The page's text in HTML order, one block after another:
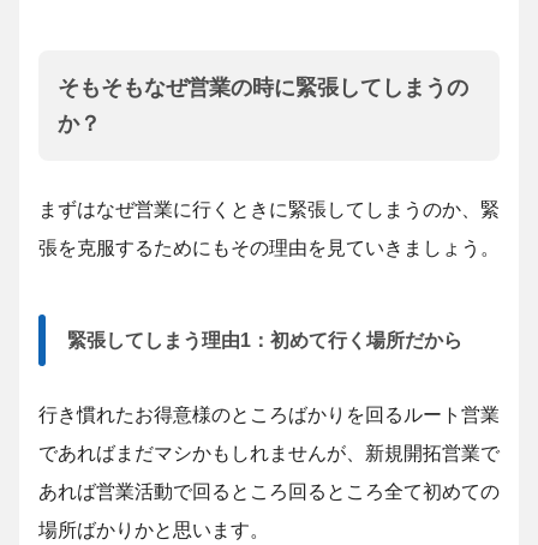
そもそもなぜ営業の時に緊張してしまうの
か？
まずはなぜ営業に行くときに緊張してしまうのか、緊
張を克服するためにもその理由を見ていきましょう。
緊張してしまう理由1：初めて行く場所だから
行き慣れたお得意様のところばかりを回るルート営業
であればまだマシかもしれませんが、新規開拓営業で
あれば営業活動で回るところ回るところ全て初めての
場所ばかりかと思います。